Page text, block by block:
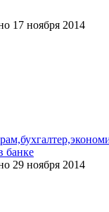
17 ноября 2014
банке
29 ноября 2014